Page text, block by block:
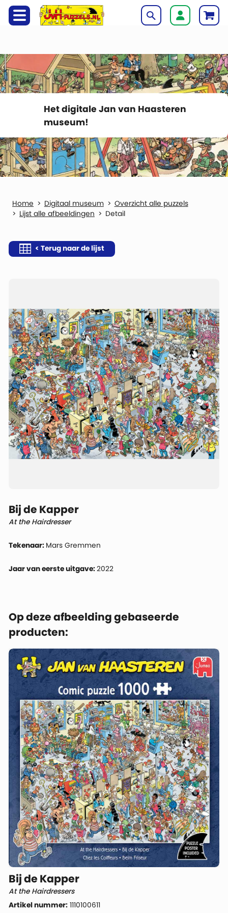
Het digitale Jan van Haasteren
museum!
Digitaal museum
Overzicht alle puzzels
Lijst alle afbeeldingen
Detail
< Terug naar de lijst
Bij de Kapper
At the Hairdresser
Tekenaar: Mars Gremmen
Jaar van eerste uitgave:2022
Op deze afbeelding gebaseerde
producten:
Bij de Kapper
At the Hairdressers
Artikel nummer: 1110100611